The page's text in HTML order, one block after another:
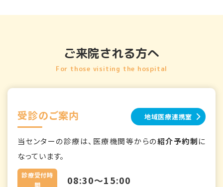
ご来院される方へ
For those visiting the hospital
受診のご案内 地域医療連携室
当センターの診療は、医療機関等からの紹介予約制に
なっています。
診療受付時
間
08:30～15:00